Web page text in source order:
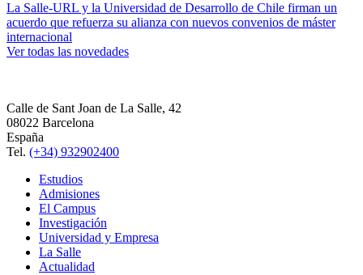
La Salle-URL y la Universidad de Desarrollo de Chile firman un
acuerdo que refuerza su alianza con nuevos convenios de máster
internacional
Ver todas las novedades
Calle de Sant Joan de La Salle, 42
08022 Barcelona
España
Tel. (+34) 932902400
Estudios
Admisiones
El Campus
Investigación
Universidad y Empresa
La Salle
Actualidad